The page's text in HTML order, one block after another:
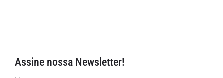
Assine nossa Newsletter!